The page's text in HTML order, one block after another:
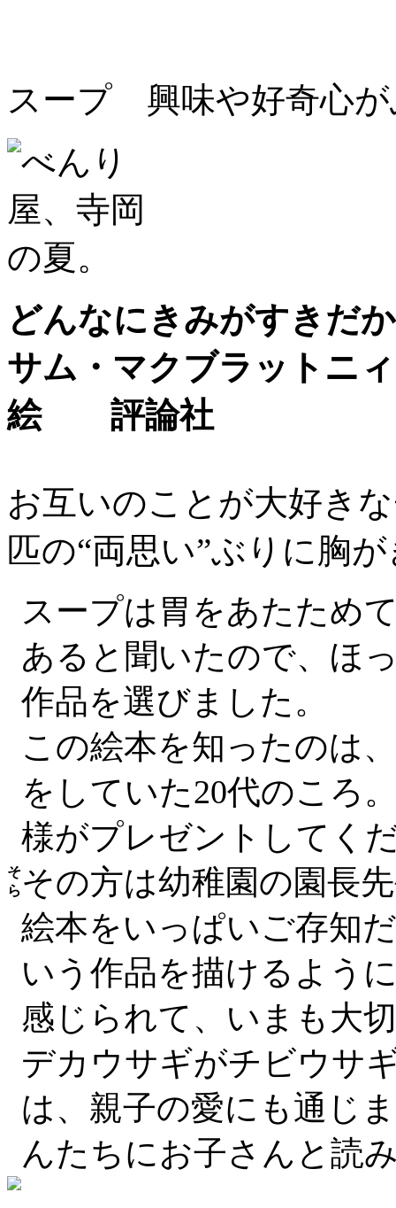
スープ 興味や好奇心
どんなにきみがすきだ
サム・マクブラットニ
絵 評論社
お互いのことが大好き
匹の“両思い”ぶりに胸
そ
ら
スープは胃をあたため
あると聞いたので、ほ
作品を選びました。
この絵本を知ったのは
をしていた20代のころ
様がプレゼントしてく
その方は幼稚園の園長
絵本をいっぱいご存知
いう作品を描けるよう
感じられて、いまも大
デカウサギがチビウサ
は、親子の愛にも通じ
んたちにお子さんと読